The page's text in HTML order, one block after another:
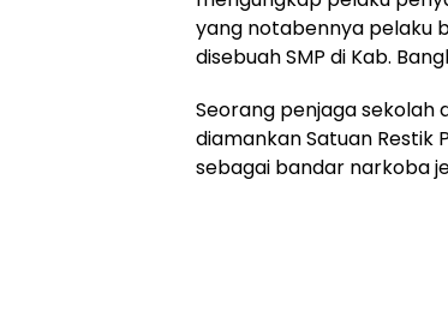
yang notabennya pelaku
disebuah SMP di Kab.
Seorang penjaga sekolah
diamankan Satuan Restik
sebagai bandar narkoba